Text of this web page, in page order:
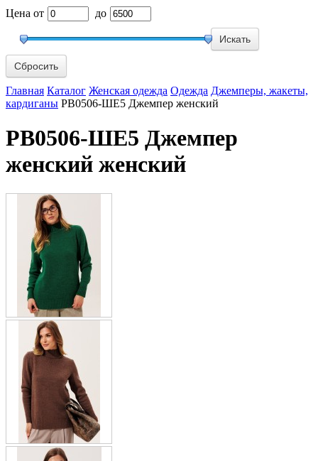
Цена от до
Сбросить
Главная Каталог Женская одежда Одежда Джемперы, жакеты,
кардиганы РВ0506-ШЕ5 Джемпер женский
РВ0506-ШЕ5 Джемпер
женский женский